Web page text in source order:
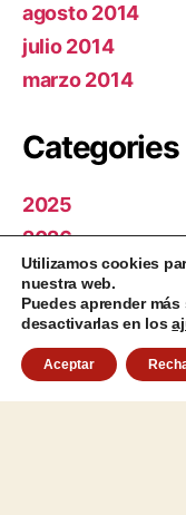
agosto 2014
julio 2014
marzo 2014
Categories
2025
2026
CAMPUS 2021
CORNEJO 2021
Ediciones
MEDINA 2019
MEDINA 2021
Utilizamos cookies
nuestra web.
Puedes aprender
desactivarlas en los
Aceptar